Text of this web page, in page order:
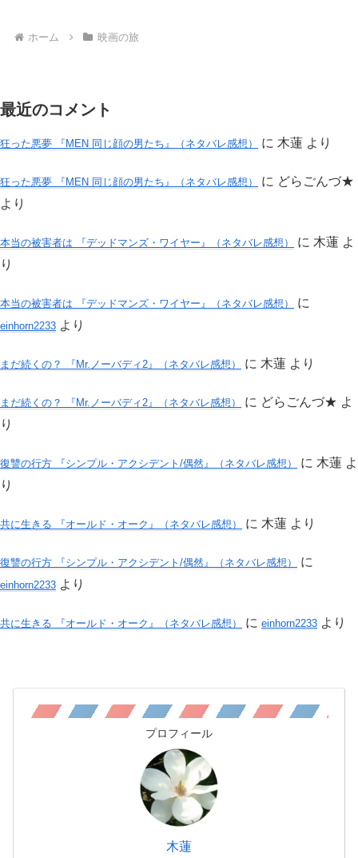
ホーム 映画の旅
最近のコメント
狂った悪夢 『MEN 同じ顔の男たち』（ネタバレ感想） に 木蓮 より
狂った悪夢 『MEN 同じ顔の男たち』（ネタバレ感想） に どらごんづ★
より
本当の被害者は 『デッドマンズ・ワイヤー』（ネタバレ感想） に 木蓮 よ
り
本当の被害者は 『デッドマンズ・ワイヤー』（ネタバレ感想） に
einhorn2233 より
まだ続くの？ 『Mr.ノーバディ2』（ネタバレ感想） に 木蓮 より
まだ続くの？ 『Mr.ノーバディ2』（ネタバレ感想） に どらごんづ★ よ
り
復讐の行方 『シンプル・アクシデント/偶然』（ネタバレ感想） に 木蓮 よ
り
共に生きる 『オールド・オーク』（ネタバレ感想） に 木蓮 より
復讐の行方 『シンプル・アクシデント/偶然』（ネタバレ感想） に
einhorn2233 より
共に生きる 『オールド・オーク』（ネタバレ感想） に einhorn2233 より
プロフィール
木蓮